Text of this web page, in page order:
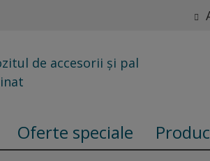
Oferte speciale